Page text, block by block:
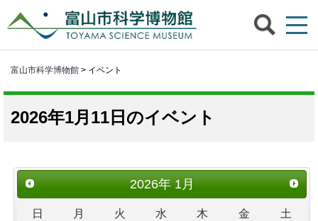
富山市科学博物館 > イベント
2026年1月11日のイベント
2026年1月
日 月 火 水 木 金 土